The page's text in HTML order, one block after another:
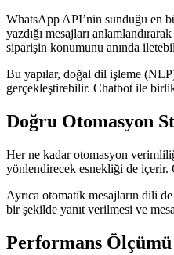
WhatsApp API’nin sunduğu en
yazdığı mesajları
siparişin konumunu anında
Bu yapılar, doğal dil işleme
gerçekleştirebilir. Chatbot ile
Doğru Otomasyon
Her ne kadar otomasyon
yönlendirecek esnekliği de içerir.
Ayrıca otomatik mesajların dili
bir şekilde yanıt verilmesi ve
Performans